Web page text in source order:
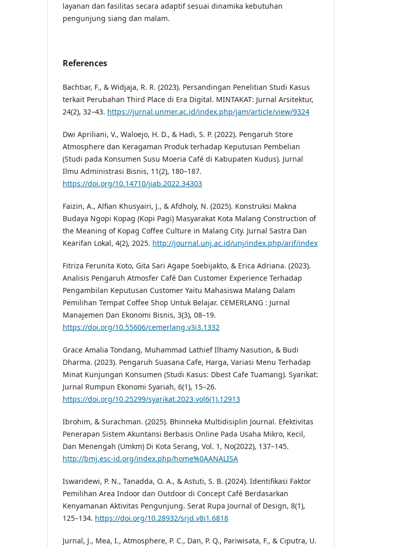
layanan dan fasilitas secara adaptif sesuai dinamika kebutuhan
pengunjung siang dan malam.
References
Bachtiar, F., & Widjaja, R. R. (2023). Persandingan Penelitian Studi Kasus
terkait Perubahan Third Place di Era Digital. MINTAKAT: Jurnal Arsitektur,
24(2), 32–43. https://jurnal.unmer.ac.id/index.php/jam/article/view/9324
Dwi Apriliani, V., Waloejo, H. D., & Hadi, S. P. (2022). Pengaruh Store
Atmosphere dan Keragaman Produk terhadap Keputusan Pembelian
(Studi pada Konsumen Susu Moeria Café di Kabupaten Kudus). Jurnal
Ilmu Administrasi Bisnis, 11(2), 180–187.
https://doi.org/10.14710/jiab.2022.34303
Faizin, A., Alfian Khusyairi, J., & Afdholy, N. (2025). Konstruksi Makna
Budaya Ngopi Kopag (Kopi Pagi) Masyarakat Kota Malang Construction of
the Meaning of Kopag Coffee Culture in Malang City. Jurnal Sastra Dan
Kearifan Lokal, 4(2), 2025. http://journal.unj.ac.id/unj/index.php/arif/index
Fitriza Ferunita Koto, Gita Sari Agape Soebijakto, & Erica Adriana. (2023).
Analisis Pengaruh Atmosfer Café Dan Customer Experience Terhadap
Pengambilan Keputusan Customer Yaitu Mahasiswa Malang Dalam
Pemilihan Tempat Coffee Shop Untuk Belajar. CEMERLANG : Jurnal
Manajemen Dan Ekonomi Bisnis, 3(3), 08–19.
https://doi.org/10.55606/cemerlang.v3i3.1332
Grace Amalia Tondang, Muhammad Lathief Ilhamy Nasution, & Budi
Dharma. (2023). Pengaruh Suasana Cafe, Harga, Variasi Menu Terhadap
Minat Kunjungan Konsumen (Studi Kasus: Dbest Cafe Tuamang). Syarikat:
Jurnal Rumpun Ekonomi Syariah, 6(1), 15–26.
https://doi.org/10.25299/syarikat.2023.vol6(1).12913
Ibrohim, & Surachman. (2025). Bhinneka Multidisiplin Journal. Efektivitas
Penerapan Sistem Akuntansi Berbasis Online Pada Usaha Mikro, Kecil,
Dan Menengah (Umkm) Di Kota Serang, Vol. 1, No(2022), 137–145.
http://bmj.esc-id.org/index.php/home%0AANALISA
Iswaridewi, P. N., Tanadda, O. A., & Astuti, S. B. (2024). Identifikasi Faktor
Pemilihan Area Indoor dan Outdoor di Concept Café Berdasarkan
Kenyamanan Aktivitas Pengunjung. Serat Rupa Journal of Design, 8(1),
125–134. https://doi.org/10.28932/srjd.v8i1.6818
Jurnal, J., Mea, I., Atmosphere, P. C., Dan, P. Q., Pariwisata, F., & Ciputra, U.